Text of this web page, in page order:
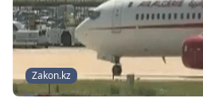
Zakon.kz